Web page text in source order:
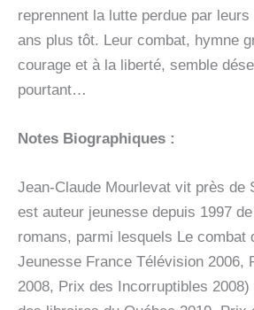
reprennent la lutte perdue par
ans plus tôt. Leur combat, hymne
courage et à la liberté, semble
pourtant…
Notes Biographiques :
Jean-Claude Mourlevat vit près de
est auteur jeunesse depuis 1997
romans, parmi lesquels Le combat
Jeunesse France Télévision 2006,
2008, Prix des Incorruptibles